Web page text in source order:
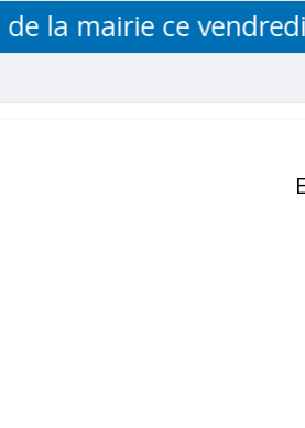
mairie ce vendredi